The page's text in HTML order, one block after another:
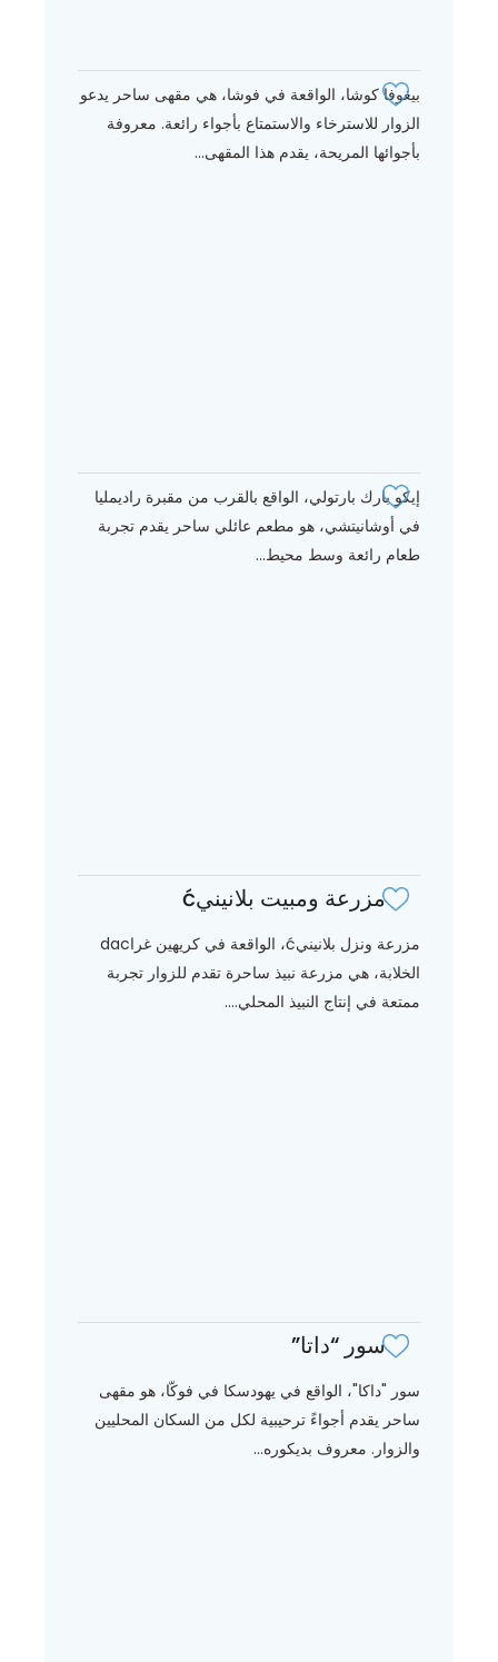
بيغوفا كوشا، الواقعة في فوشا، هي مقهى ساحر يدعو
الزوار للاسترخاء والاستمتاع بأجواء رائعة. معروفة
بأجوائها المريحة، يقدم هذا المقهى...
إيكو بارك بارتولي، الواقع بالقرب من مقبرة راديمليا
في أوشانيتشي، هو مطعم عائلي ساحر يقدم تجربة
طعام رائعة وسط محيط...
مزرعة ومبيت بلانينيć
مزرعة ونزل بلانينيć، الواقعة في كريهين غراdac
الخلابة، هي مزرعة نبيذ ساحرة تقدم للزوار تجربة
ممتعة في إنتاج النبيذ المحلي....
سور “داتا”
سور "داكا"، الواقع في يهودسكا في فوكّا، هو مقهى
ساحر يقدم أجواءً ترحيبية لكل من السكان المحليين
والزوار. معروف بديكوره...